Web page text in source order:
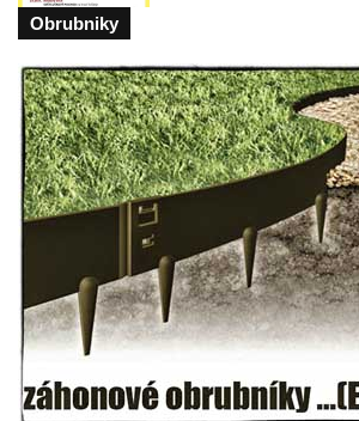
Sousoší svatého Václava, svatého Floriána
a svatého Jana Nepomuckého východně
od Mezné
Socha vodníka na trase naučné stezky v
Srbské Kamenici
Podstavec v zámecké zahradě v Duchcově
Sousoší dětí u obecního úřadu v Janově
Socha Andromedé u pavilonu Reinerovy
fresky v Duchcově
Socha Amfitrité u pavilonu Reinerovy fresky
v Duchcově
Socha Flóry u pavilonu Reinerovy fresky v
Obrubniky